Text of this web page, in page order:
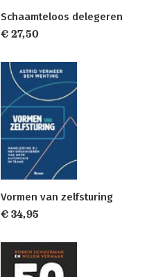
Schaamteloos delegeren
€ 27,50
Vormen van zelfsturing
€ 34,95